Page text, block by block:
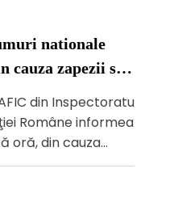
nationale
cauza zapezii si a
din Inspectoratu
Române informea
oră, din cauza…